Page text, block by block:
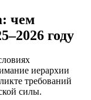
чем
году
иерархии
требований
силы.